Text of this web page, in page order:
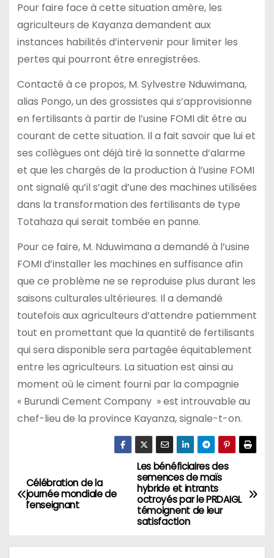
Pour faire face à cette situation amère, les
agriculteurs de Kayanza demandent aux
instances habilités d’intervenir pour limiter les
pertes qui pourront être enregistrées.
Contacté à ce propos, M. Sylvestre Nduwimana,
alias Pongo, un des grossistes qui s’approvisionne
en fertilisants à partir de l’usine FOMI dit être au
courant de cette situation. Il a fait savoir que lui et
ses collègues ont déjà tiré la sonnette d’alarme
et que les chargés de la production à l’usine FOMI
ont signalé qu’il s’agit d’une des machines utilisées
dans la transformation des fertilisants de type
Totahaza qui serait tombée en panne.
Pour ce faire, M. Nduwimana a demandé à l’usine
FOMI d’installer les machines en suffisance afin
que ce problème ne se reproduise plus durant les
saisons culturales ultérieures. Il a demandé
toutefois aux agriculteurs d’attendre patiemment
tout en promettant que la quantité de fertilisants
qui sera disponible sera partagée équitablement
entre les agriculteurs. La situation est ainsi au
moment où le ciment fourni par la compagnie
« Burundi Cement Company » est introuvable au
chef-lieu de la province Kayanza, signale-t-on.
Navigation
de
Les bénéficiaires des
semences de maïs
hybride et intrants
octroyés par le PRDAIGL
témoignent de leur
satisfaction
Célébration de la
journée mondiale de
l’enseignant